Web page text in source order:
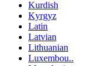
Kurdish
Kyrgyz
Latin
Latvian
Lithuanian
Luxembou..